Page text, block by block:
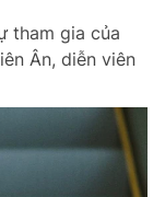
tham gia của
Ân, diễn viên